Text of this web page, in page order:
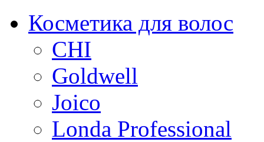
Косметика для волос
CHI
Goldwell
Joico
Londa Professional